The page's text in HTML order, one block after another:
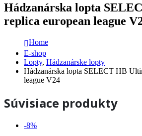
Hádzanárska lopta
replica european league
Home
E-shop
Lopty, Hádzanárske lopty
Hádzanárska lopta SELECT HB
league V24
Súvisiace produkty
-8%